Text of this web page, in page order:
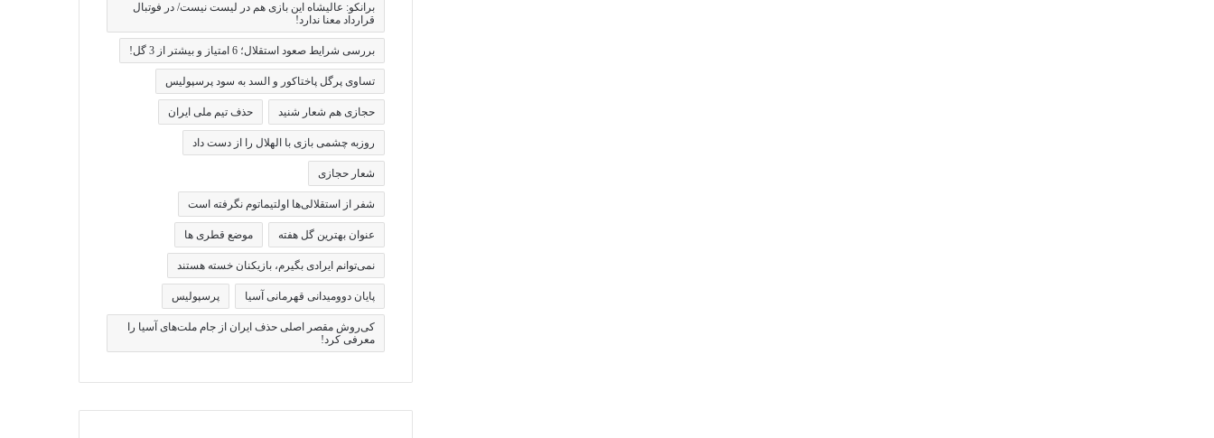
برانکو: عالیشاه این بازی هم در لیست نیست/ در فوتبال
قرارداد معنا ندارد!
بررسی شرایط صعود استقلال؛ 6 امتیاز و بیشتر از 3 گل!
تساوی پرگل پاختاکور و السد به سود پرسپولیس
حجازی هم شعار شنید حذف تیم ملی ایران
روزبه چشمی بازی با الهلال را از دست داد
شعار حجازی
شفر از استقلالی‌ها اولتیماتوم نگرفته است
عنوان بهترین گل هفته موضع قطری ها
نمی‌توانم ایرادی بگیرم، بازیکنان خسته هستند
پایان دوومیدانی قهرمانی آسیا پرسپولیس
کی‌روش مقصر اصلی حذف ایران از جام ملت‌های آسیا را
معرفی کرد!